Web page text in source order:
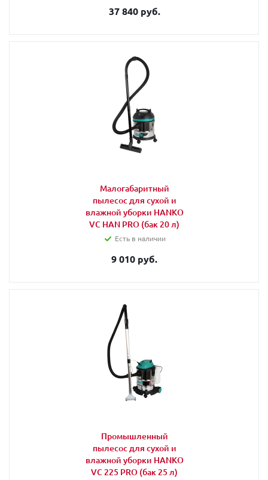
37 840 руб.
Малогабаритный
пылесос для сухой и
влажной уборки HANKO
VC HAN PRO (бак 20 л)
Есть в наличии
9 010 руб.
Промышленный
пылесос для сухой и
влажной уборки HANKO
VC 225 PRO (бак 25 л)